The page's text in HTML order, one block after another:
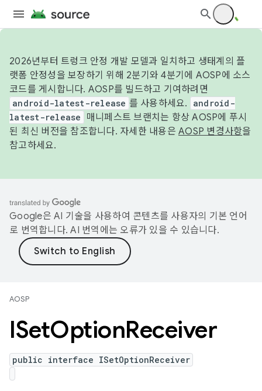
2026년부터 트렁크 안정 개발 모델과 일치하고 생태계의 플
랫폼 안정성을 보장하기 위해 2분기와 4분기에 AOSP에 소스
코드를 게시합니다. AOSP를 빌드하고 기여하려면
android-latest-release 를 사용하세요.
android-
latest-release
매니페스트 브랜치는 항상 AOSP에 푸시
된 최신 버전을 참조합니다. 자세한 내용은 AOSP 변경사항을
참고하세요.
Google은 AI 기술을 사용하여 콘텐츠를 사용자의 기본 언어
로 번역합니다. AI 번역에는 오류가 있을 수 있습니다.
AOSP
ISetOptionReceiver
public interface ISetOptionReceiver